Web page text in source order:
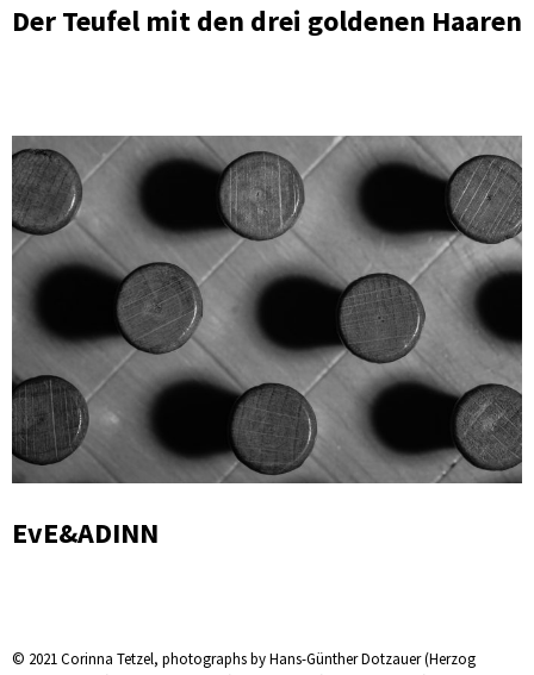
Der Teufel mit den drei goldenen Haaren
EvE&ADINN
© 2021 Corinna Tetzel, photographs by Hans-Günther Dotzauer (Herzog